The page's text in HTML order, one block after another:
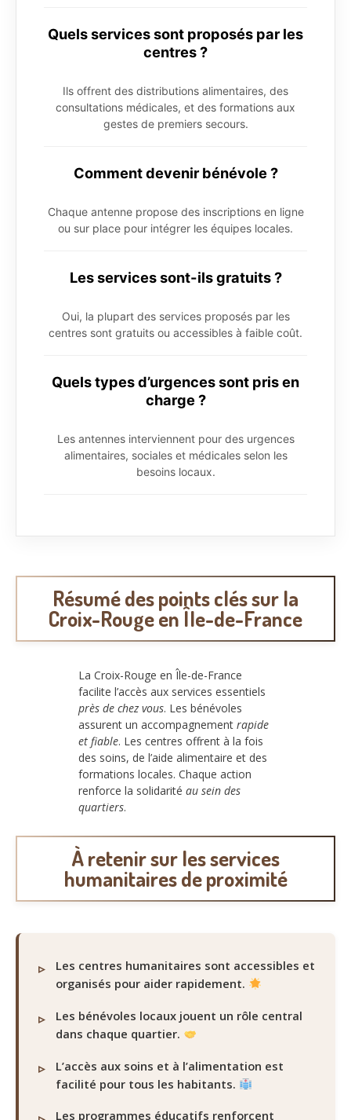
Quels services sont proposés par les
centres ?
Ils offrent des distributions alimentaires, des
consultations médicales, et des formations aux
gestes de premiers secours.
Comment devenir bénévole ?
Chaque antenne propose des inscriptions en ligne
ou sur place pour intégrer les équipes locales.
Les services sont-ils gratuits ?
Oui, la plupart des services proposés par les
centres sont gratuits ou accessibles à faible coût.
Quels types d’urgences sont pris en
charge ?
Les antennes interviennent pour des urgences
alimentaires, sociales et médicales selon les
besoins locaux.
Résumé des points clés sur la
Croix-Rouge en Île-de-France
La Croix-Rouge en Île-de-France
facilite l’accès aux services essentiels
près de chez vous. Les bénévoles
assurent un accompagnement rapide
et fiable. Les centres offrent à la fois
des soins, de l’aide alimentaire et des
formations locales. Chaque action
renforce la solidarité au sein des
quartiers.
À retenir sur les services
humanitaires de proximité
Les centres humanitaires sont accessibles et
organisés pour aider rapidement.
Les bénévoles locaux jouent un rôle central
dans chaque quartier.
L’accès aux soins et à l’alimentation est
facilité pour tous les habitants.
Les programmes éducatifs renforcent